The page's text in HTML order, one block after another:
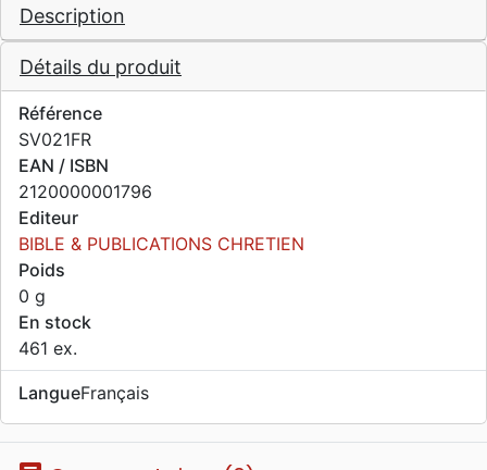
Description
Détails du produit
Référence
SV021FR
EAN / ISBN
2120000001796
Editeur
BIBLE & PUBLICATIONS CHRETIEN
Poids
0 g
En stock
461 ex.
LangueFrançais